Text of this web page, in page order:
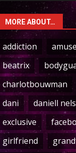
MORE ABOUT…
addiction
beatrix
charlotbouwman
dani
daniell
exclusive
girlfriend